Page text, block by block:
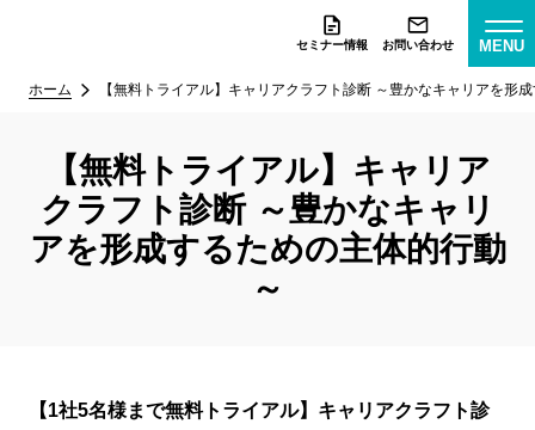
セミナー情報 お問い合わせ MENU
ホーム 【無料トライアル】キャリアクラフト診断 ～豊かなキャリアを形
【無料トライアル】キャリア
クラフト診断 ～豊かなキャリ
アを形成するための主体的行動
～
【1社5名様まで無料トライアル】キャリアクラフト診